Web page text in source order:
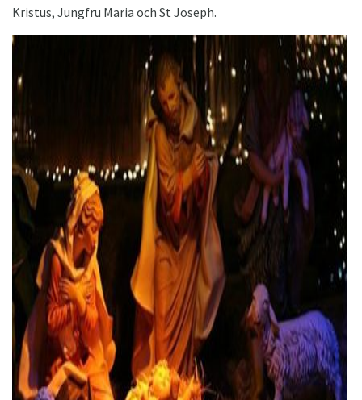
Kristus, Jungfru Maria och St Joseph.